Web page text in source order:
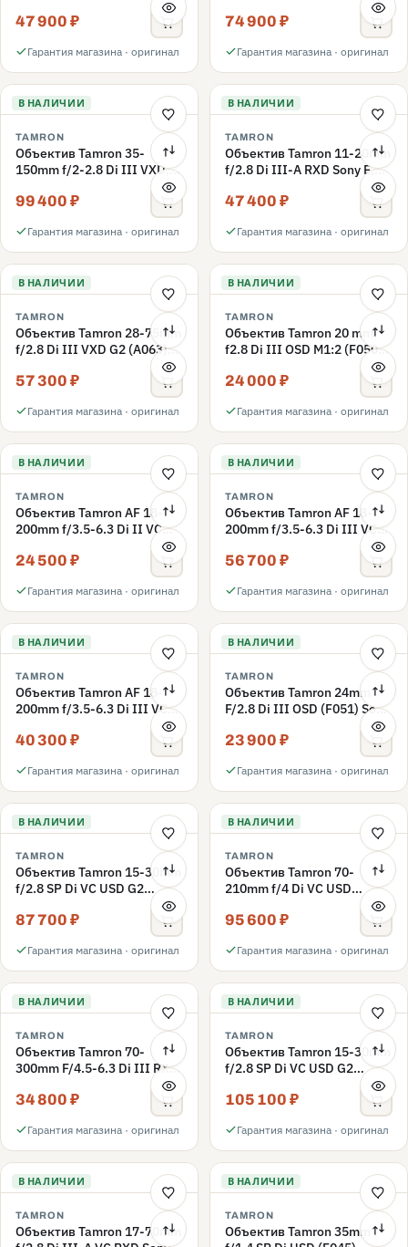
47 900 ₽
Гарантия магазина · оригинал
74 900 ₽
Гарантия магазина · оригинал
В НАЛИЧИИ
TAMRON
Объектив Tamron 35-
150mm f/2-2.8 Di III VXD,
99 400 ₽
Гарантия магазина · оригинал
В НАЛИЧИИ
TAMRON
Объектив Tamron 11-20mm
f/2.8 Di III-A RXD Sony E,
47 400 ₽
Гарантия магазина · оригинал
В НАЛИЧИИ
TAMRON
Объектив Tamron 28-75mm
f/2.8 Di III VXD G2 (A063)
57 300 ₽
Гарантия магазина · оригинал
В НАЛИЧИИ
TAMRON
Объектив Tamron 20 mm
f2.8 Di III OSD M1:2 (F050)
24 000 ₽
Гарантия магазина · оригинал
В НАЛИЧИИ
TAMRON
Объектив Tamron AF 18-
200mm f/3.5-6.3 Di II VC
(B018) Nikon F, черный
24 500 ₽
Гарантия магазина · оригинал
В НАЛИЧИИ
TAMRON
Объектив Tamron AF 18-
200mm f/3.5-6.3 Di III VC
56 700 ₽
Гарантия магазина · оригинал
В НАЛИЧИИ
TAMRON
Объектив Tamron AF 18-
200mm f/3.5-6.3 Di III VC
40 300 ₽
Гарантия магазина · оригинал
В НАЛИЧИИ
TAMRON
Объектив Tamron 24mm
F/2.8 Di III OSD (F051) Sony
23 900 ₽
Гарантия магазина · оригинал
В НАЛИЧИИ
TAMRON
Объектив Tamron 15-30mm
f/2.8 SP Di VC USD G2
(A041) Nikon F, Черный
87 700 ₽
Гарантия магазина · оригинал
В НАЛИЧИИ
TAMRON
Объектив Tamron 70-
210mm f/4 Di VC USD
95 600 ₽
Гарантия магазина · оригинал
В НАЛИЧИИ
TAMRON
Объектив Tamron 70-
300mm F/4.5-6.3 Di III RXD
34 800 ₽
Гарантия магазина · оригинал
В НАЛИЧИИ
TAMRON
Объектив Tamron 15-30mm
f/2.8 SP Di VC USD G2
(A041) Canon EF, черный
105 100 ₽
Гарантия магазина · оригинал
В НАЛИЧИИ
TAMRON
Объектив Tamron 17-70mm
В НАЛИЧИИ
TAMRON
Объектив Tamron 35mm